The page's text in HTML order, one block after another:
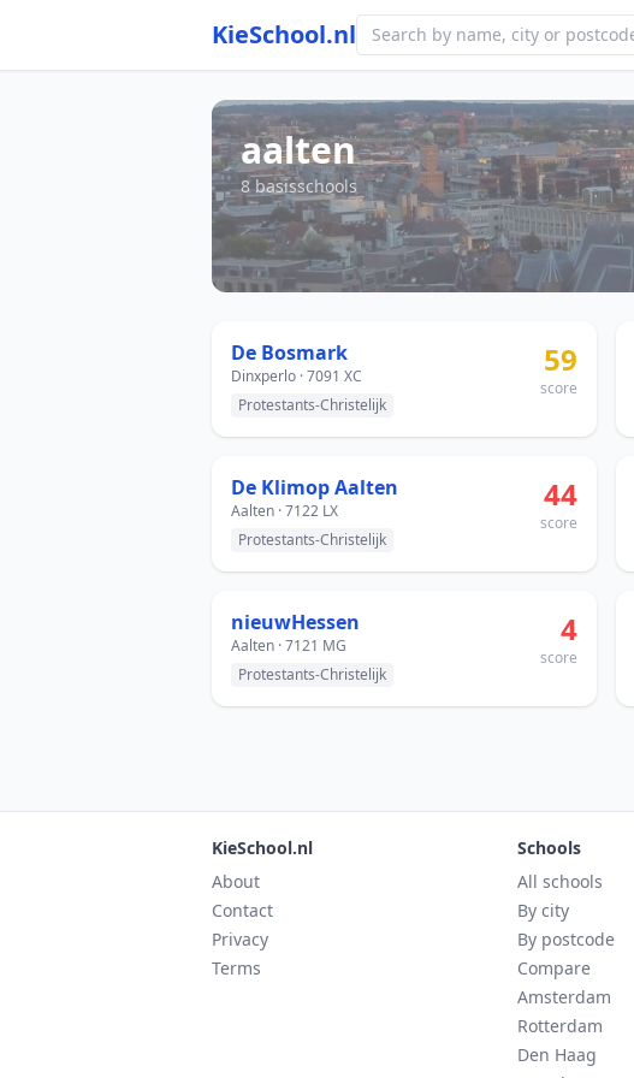
KieSchool.nl
aalten
8 basisschools
De Bosmark
Dinxperlo · 7091 XC
Protestants-Christelijk
59
score
De Klimop Aalten
Aalten · 7122 LX
Protestants-Christelijk
44
score
nieuwHessen
Aalten · 7121 MG
Protestants-Christelijk
4
score
KieSchool.nl
About
Contact
Privacy
Terms
Schools
All schools
By city
By postcode
Compare
Amsterdam
Rotterdam
Den Haag